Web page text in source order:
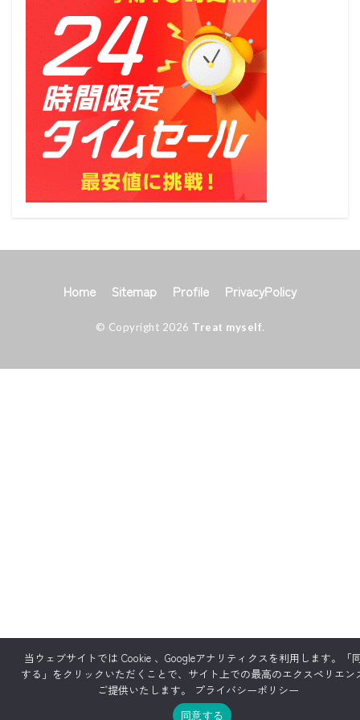
Home Sitemap Profile PrivacyPolicy
© Copyright 2026 Treat myself.
当ウェブサイトでは Cookie 、Googleアナリティクスを利用します。「
する」をクリックいただくことで、サイト上での最高のエクスペリエン
ご提供いたします。
プライバシーポリシー
同意する